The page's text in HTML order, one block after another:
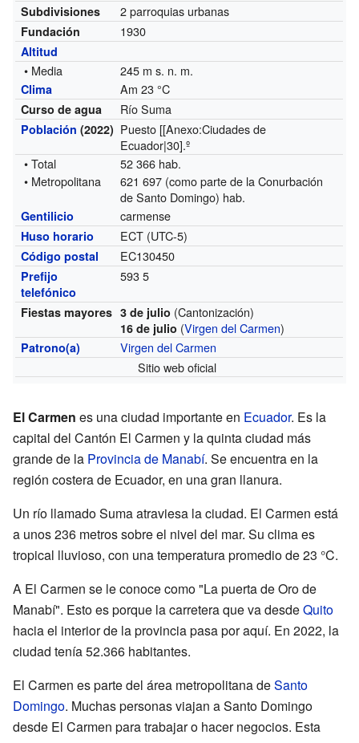
Subdivisiones 2 parroquias urbanas
Fundación 1930
Altitud
• Media 245 m s. n. m.
Clima Am 23 °C
Curso de agua Río Suma
Población (2022) Puesto [[Anexo:Ciudades de
Ecuador|30].º
• Total
52 366 hab.
• Metropolitana
621 697 (como parte de la Conurbación
de Santo Domingo) hab.
Gentilicio carmense
Huso horario ECT (UTC-5)
Código postal EC130450
Prefijo
telefónico
593 5
Fiestas mayores 3 de julio (Cantonización)
16 de julio (Virgen del Carmen)
Patrono(a)
Virgen del Carmen
Sitio web oficial
El Carmen es una ciudad importante en Ecuador. Es la
capital del Cantón El Carmen y la quinta ciudad más
grande de la Provincia de Manabí. Se encuentra en la
región costera de Ecuador, en una gran llanura.
Un río llamado Suma atraviesa la ciudad. El Carmen está
a unos 236 metros sobre el nivel del mar. Su clima es
tropical lluvioso, con una temperatura promedio de 23 °C.
A El Carmen se le conoce como "La puerta de Oro de
Manabí". Esto es porque la carretera que va desdeQuito
hacia el interior de la provincia pasa por aquí. En 2022, la
ciudad tenía 52.366 habitantes.
El Carmen es parte del área metropolitana deSanto
Domingo. Muchas personas viajan a Santo Domingo
desde El Carmen para trabajar o hacer negocios. Esta